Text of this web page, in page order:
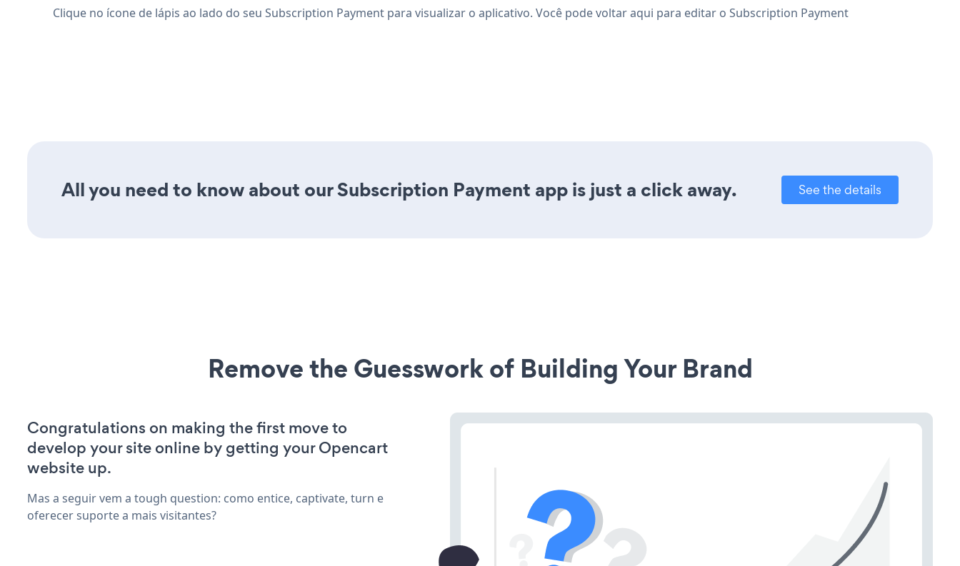
Clique no ícone de lápis ao lado do seu Subscription Payment para visualizar o aplicativo. Você pode voltar aqui para editar o Subscription Payment
All you need to know about our Subscription Payment app is just a click away. See the details
Remove the Guesswork of Building Your Brand
Congratulations on making the first move to
develop your site online by getting your Opencart
website up.
Mas a seguir vem a tough question: como entice, captivate, turn e
oferecer suporte a mais visitantes?